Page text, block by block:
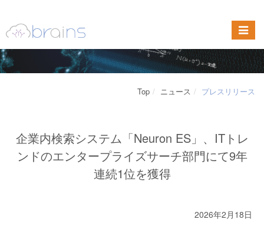
Top ニュース プレスリリース
企業内検索システム「Neuron ES」、ITトレ
ンドのエンタープライズサーチ部門にて9年
連続1位を獲得
2026年2月18日